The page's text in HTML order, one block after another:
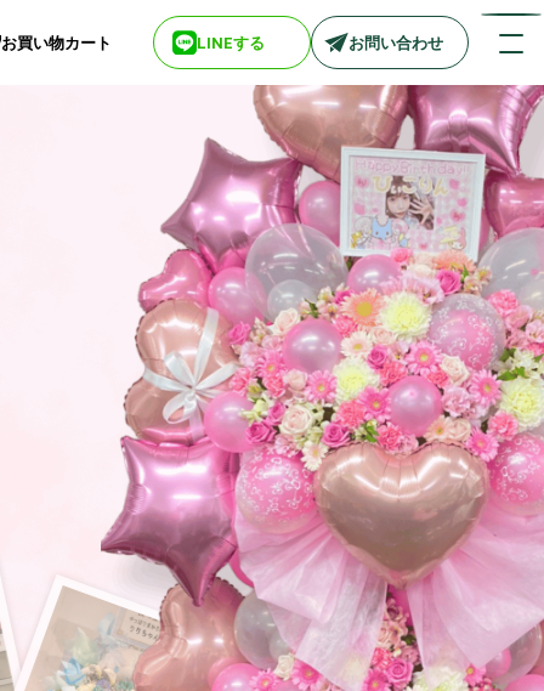
お買い物カート LINEする お問い合わせ
> biotop 心斎橋店
> biotop 北新地店
> biotop 阪神尼崎店
> biotop 堺東店
> biotop 南船場店
> biotop 広島店
> biotop 名古屋店
ログインはコチラ
お買い物カート
Tel: 06-6313-8787
Fax:06-6313-9393